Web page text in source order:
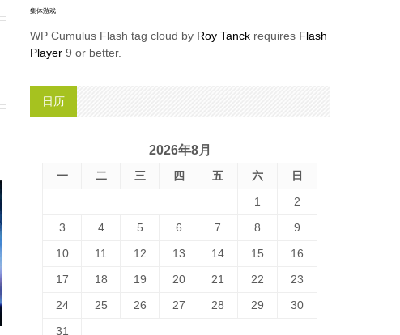
集体游戏
WP Cumulus Flash tag cloud by Roy Tanck requires Flash
Player 9 or better.
日历
2026年8月
一 二 三 四 五 六
日
1
2
3
4 5 6 7 8
9
10
11 12 13 14 15
16
17
18 19 20 21 22
23
24
25 26 27 28 29
30
31